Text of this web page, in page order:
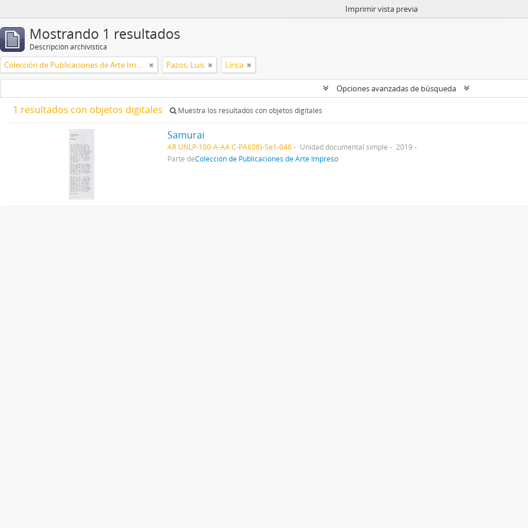
Imprimir vista previa
Mostrando 1 resultados
Descripción archivística
Colección de Publicaciones de Arte Impreso Pazos, Luis Lírica
Opciones avanzadas de búsqueda
1 resultados con objetos digitales Muestra los resultados con objetos digitales
Samurai
AR UNLP-100-A-AA C-PAI(06)-Se1-046 Unidad documental simple
2019
Parte deColección de Publicaciones de Arte Impreso